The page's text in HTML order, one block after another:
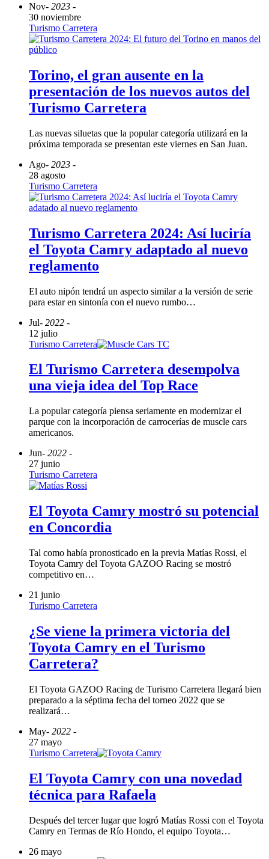
Nov- 2023 -
30 noviembre
Turismo Carretera
Torino, el gran ausente en la
presentación de los nuevos autos del
Turismo Carretera
Las nuevas siluetas que la popular categoría utilizará en la
próxima temporada se presentan este viernes en San Juan.
Ago- 2023 -
28 agosto
Turismo Carretera
Turismo Carretera 2024: Así luciría
el Toyota Camry adaptado al nuevo
reglamento
El auto nipón tendrá un aspecto similar a la versión de serie
para estar en sintonía con el nuevo rumbo…
Jul- 2022 -
12 julio
Turismo Carretera
El Turismo Carretera desempolva
una vieja idea del Top Race
La popular categoría piensa seriamente en modernizar el
parque con la incorporación de carrocerías de muscle cars
americanos.
Jun- 2022 -
27 junio
Turismo Carretera
El Toyota Camry mostró su potencial
en Concordia
Tal como había pronosticado en la previa Matías Rossi, el
Toyota Camry del Toyota GAZOO Racing se mostró
competitivo en…
21 junio
Turismo Carretera
¿Se viene la primera victoria del
Toyota Camry en el Turismo
Carretera?
El Toyota GAZOO Racing de Turismo Carretera llegará bien
preparado a la séptima fecha del torneo 2022 que se
realizará…
May- 2022 -
27 mayo
Turismo Carretera
El Toyota Camry con una novedad
técnica para Rafaela
Después del tercer lugar que logró Matías Rossi con el Toyota
Camry en Termas de Río Hondo, el equipo Toyota…
26 mayo